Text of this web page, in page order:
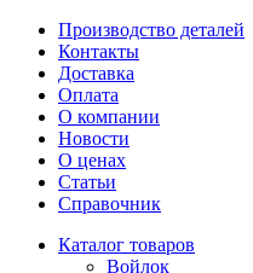
Производство деталей
Контакты
Доставка
Оплата
О компании
Новости
О ценах
Статьи
Справочник
Каталог товаров
Войлок